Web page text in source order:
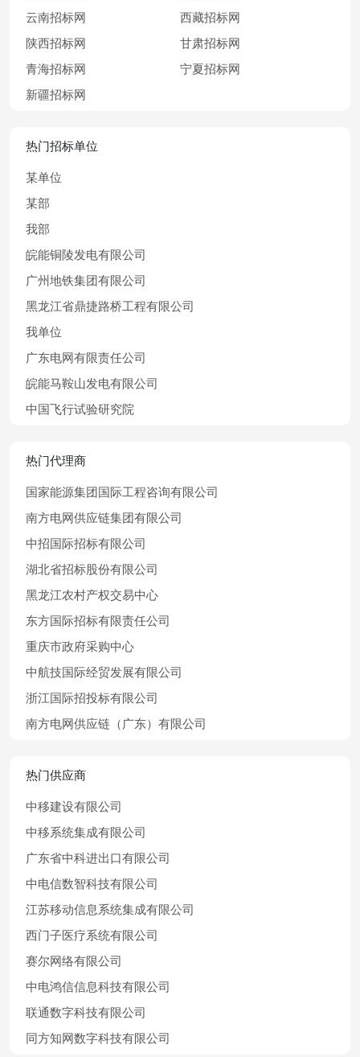
云南招标网
西藏招标网
陕西招标网
甘肃招标网
青海招标网
宁夏招标网
新疆招标网
热门招标单位
某单位
某部
我部
皖能铜陵发电有限公司
广州地铁集团有限公司
黑龙江省鼎捷路桥工程有限公司
我单位
广东电网有限责任公司
皖能马鞍山发电有限公司
中国飞行试验研究院
热门代理商
国家能源集团国际工程咨询有限公司
南方电网供应链集团有限公司
中招国际招标有限公司
湖北省招标股份有限公司
黑龙江农村产权交易中心
东方国际招标有限责任公司
重庆市政府采购中心
中航技国际经贸发展有限公司
浙江国际招投标有限公司
南方电网供应链（广东）有限公司
热门供应商
中移建设有限公司
中移系统集成有限公司
广东省中科进出口有限公司
中电信数智科技有限公司
江苏移动信息系统集成有限公司
西门子医疗系统有限公司
赛尔网络有限公司
中电鸿信信息科技有限公司
联通数字科技有限公司
同方知网数字科技有限公司